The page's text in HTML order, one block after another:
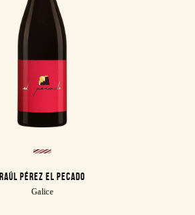
RAÚL PÉREZ EL PECADO
Galice